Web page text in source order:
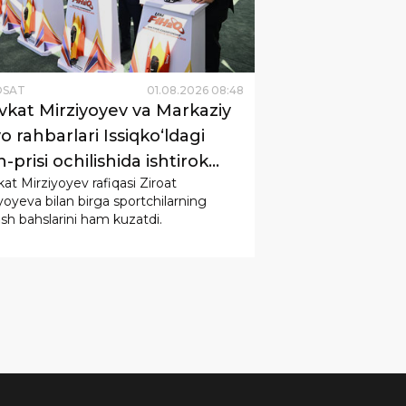
01.08.2026 08: 48
Mirziyoyev va Markaziy
rahbarlari Issiqko‘ldagi
prisi ochilishida ishtirok
Mirziyoyev rafiqasi Ziroat
bilan birga sportchilarning
bahslarini ham kuzatdi.